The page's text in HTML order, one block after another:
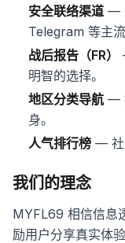
安全联络渠道 —
Telegram 等主
战后报告（FR）
明智的选择。
地区分类导航 —
身。
人气排行榜 — 社
我们的理念
MYFL69 相信信息
励用户分享真实体